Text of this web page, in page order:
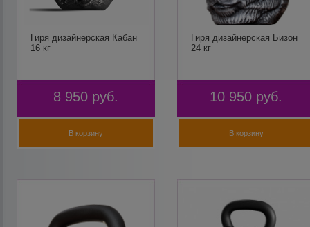
Гиря дизайнерская Кабан
16 кг
8 950 руб.
В корзину
Гиря дизайнерская Бизон
24 кг
10 950 руб.
В корзину